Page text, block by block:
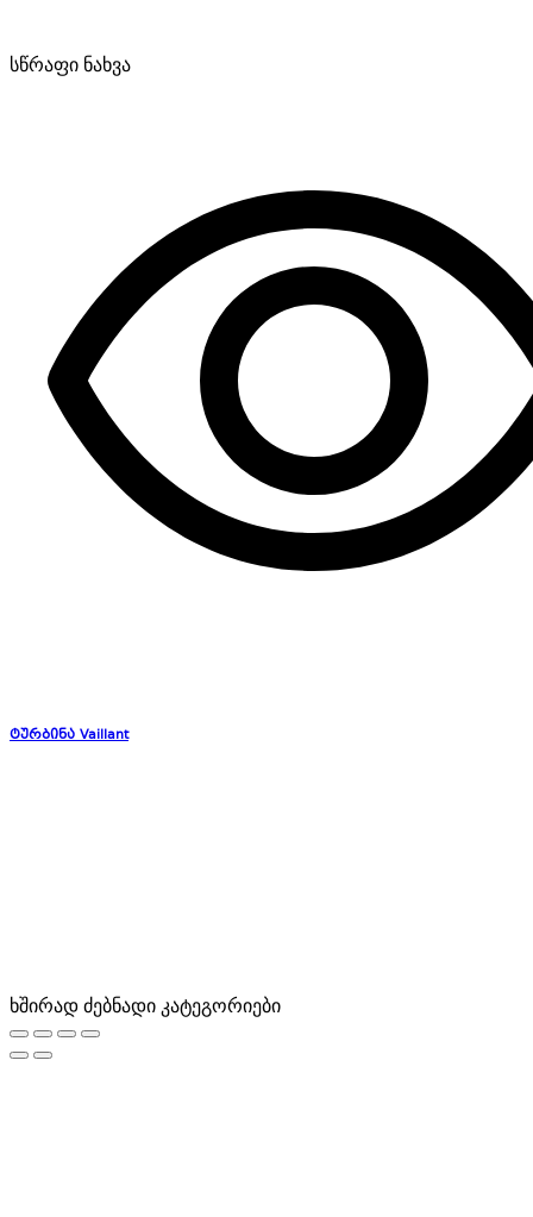
სწრაფი ნახვა
ტურბინა Vaillant
ხშირად ძებნადი კატეგორიები